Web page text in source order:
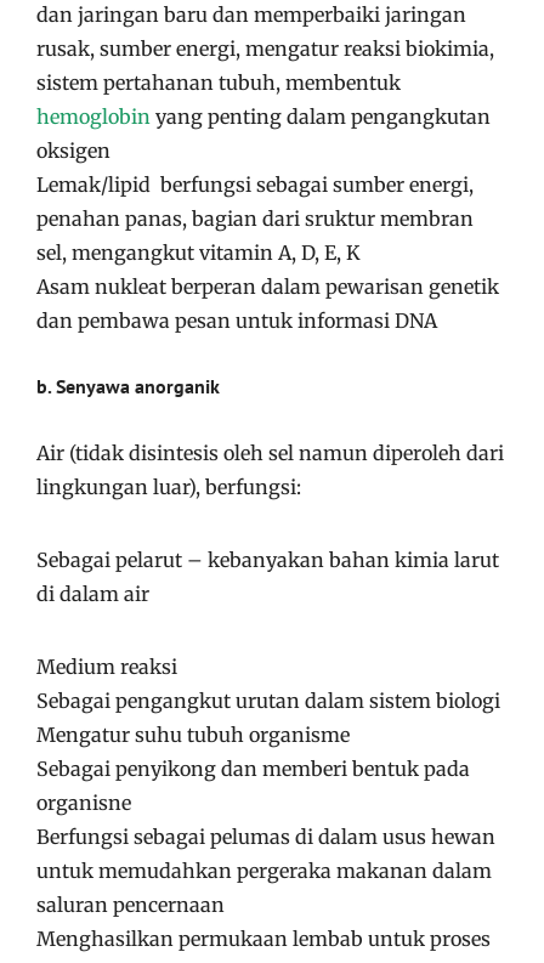
dan jaringan baru dan memperbaiki jaringan
rusak, sumber energi, mengatur reaksi biokimia,
sistem pertahanan tubuh, membentuk
hemoglobin yang penting dalam pengangkutan
oksigen
Lemak/lipid berfungsi sebagai sumber energi,
penahan panas, bagian dari sruktur membran
sel, mengangkut vitamin A, D, E, K
Asam nukleat berperan dalam pewarisan genetik
dan pembawa pesan untuk informasi DNA
b. Senyawa anorganik
Air (tidak disintesis oleh sel namun diperoleh dari
lingkungan luar), berfungsi:
Sebagai pelarut – kebanyakan bahan kimia larut
di dalam air
Medium reaksi
Sebagai pengangkut urutan dalam sistem biologi
Mengatur suhu tubuh organisme
Sebagai penyikong dan memberi bentuk pada
organisne
Berfungsi sebagai pelumas di dalam usus hewan
untuk memudahkan pergeraka makanan dalam
saluran pencernaan
Menghasilkan permukaan lembab untuk proses